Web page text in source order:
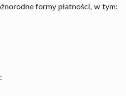
formy płatności, w tym: